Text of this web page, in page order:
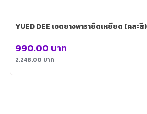
YUED DEE เซตยางพารายืดเหยียด (คละสี)
2,248.00บาท
990.00 บาท